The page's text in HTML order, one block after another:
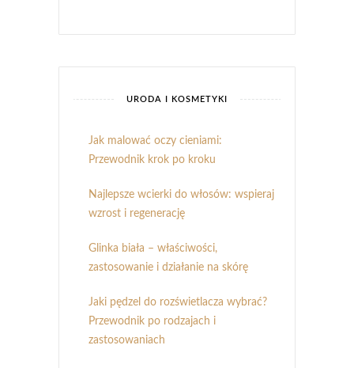
URODA I KOSMETYKI
Jak malować oczy cieniami:
Przewodnik krok po kroku
Najlepsze wcierki do włosów: wspieraj
wzrost i regenerację
Glinka biała – właściwości,
zastosowanie i działanie na skórę
Jaki pędzel do rozświetlacza wybrać?
Przewodnik po rodzajach i
zastosowaniach